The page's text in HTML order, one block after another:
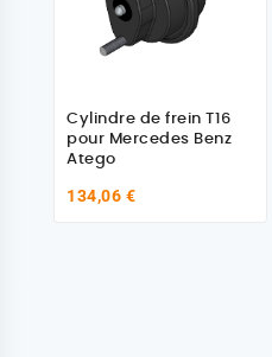
Cylindre de frein T16
pour Mercedes Benz
Atego
134,06 €